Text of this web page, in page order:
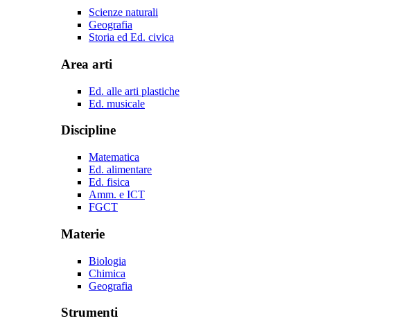
Scienze naturali
Geografia
Storia ed Ed. civica
Area arti
Ed. alle arti plastiche
Ed. musicale
Discipline
Matematica
Ed. alimentare
Ed. fisica
Amm. e ICT
FGCT
Materie
Biologia
Chimica
Geografia
Strumenti